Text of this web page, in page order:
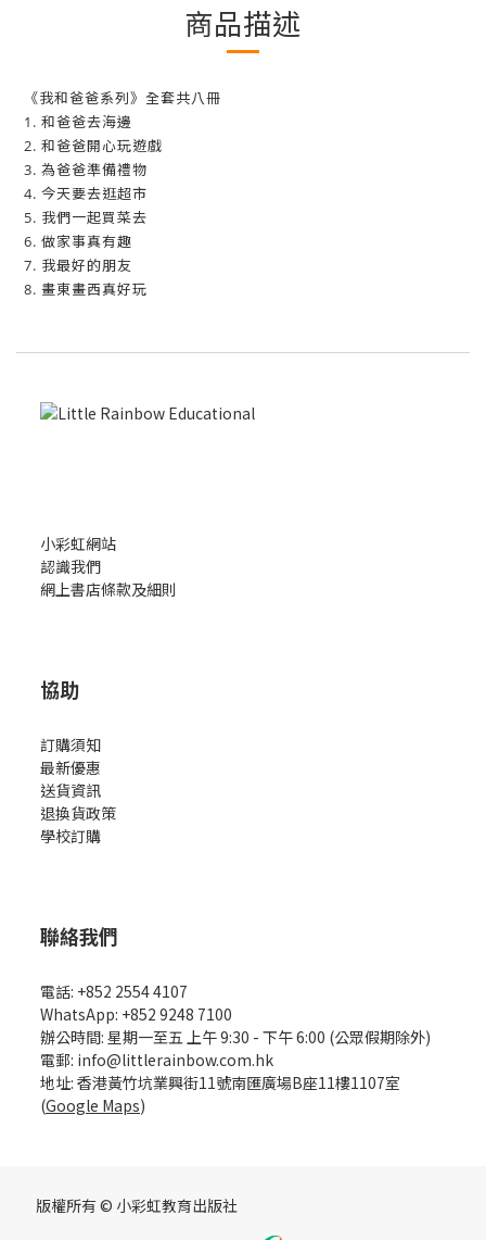
商品描述
《我和爸爸系列》全套共八冊
1. 和爸爸去海邊
2. 和爸爸開心玩遊戲
3. 為爸爸準備禮物
4. 今天要去逛超市
5. 我們一起買菜去
6. 做家事真有趣
7. 我最好的朋友
8. 畫東畫西真好玩
小彩虹網站
認識我們
網上書店條款及細則
協助
訂購須知
最新優惠
送貨資訊
退換貨政策
學校訂購
聯絡我們
電話: +852 2554 4107
WhatsApp: +852 9248 7100
辦公時間: 星期一至五 上午 9:30 - 下午 6:00 (公眾假期除外)
電郵: info@littlerainbow.com.hk
地址: 香港黃竹坑業興街11號南匯廣場B座11樓1107室
(Google Maps)
版權所有 © 小彩虹教育出版社